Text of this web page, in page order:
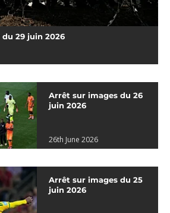
29 juin 2026
Arrêt sur images du 26
juin 2026
26th June 2026
Arrêt sur images du 25
juin 2026